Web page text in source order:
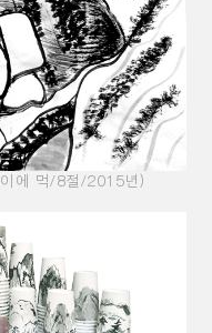
에 먹/8절/2015년)